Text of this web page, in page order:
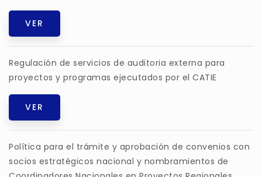
VER
Regulación de servicios de auditoria externa para
proyectos y programas ejecutados por el CATIE
VER
Política para el trámite y aprobación de convenios con
socios estratégicos nacional y nombramientos de